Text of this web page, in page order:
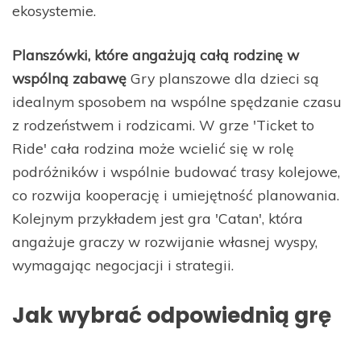
ekosystemie.
Planszówki, które angażują całą rodzinę w
wspólną zabawę Gry planszowe dla dzieci są
idealnym sposobem na wspólne spędzanie czasu
z rodzeństwem i rodzicami. W grze 'Ticket to
Ride' cała rodzina może wcielić się w rolę
podróżników i wspólnie budować trasy kolejowe,
co rozwija kooperację i umiejętność planowania.
Kolejnym przykładem jest gra 'Catan', która
angażuje graczy w rozwijanie własnej wyspy,
wymagając negocjacji i strategii.
Jak wybrać odpowiednią grę